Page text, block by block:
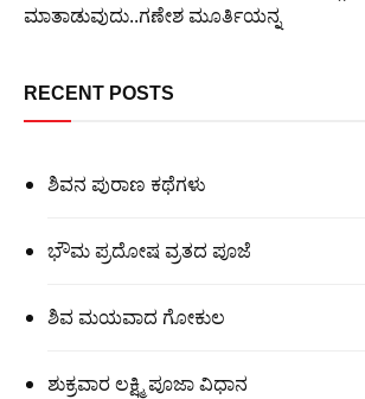
ಮಾತಾಡುವುದು..ಗಣೇಶ ಮೂರ್ತಿಯನ್ನ
RECENT POSTS
ಶಿವನ ಪುರಾಣ ಕಥೆಗಳು
ಭೌಮ ಪ್ರದೋಷ ವ್ರತದ ಪೂಜೆ
ಶಿವ ಮಯವಾದ ಗೋಕುಲ
ಶುಕ್ರವಾರ ಲಕ್ಷ್ಮಿ ಪೂಜಾ ವಿಧಾನ